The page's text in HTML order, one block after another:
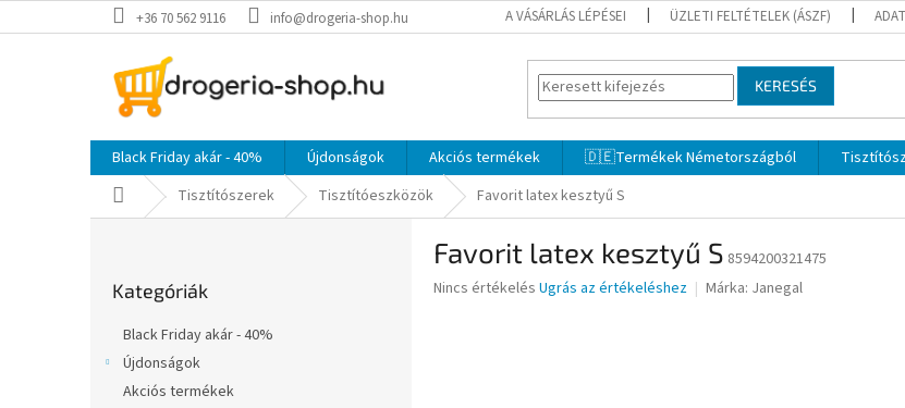
a
+36 70 562 9116 info@drogeria-shop.hu A VÁSÁRLÁS LÉPÉSEI ÜZLETI FELTÉTELEK (ÁSZF)
KERESÉS
Black Friday akár - 40% Újdonságok Akciós termékek 🇩🇪Termékek Németországból
KezdőlapTisztítószerek Tisztítóeszközök Favorit latex kesztyű S
átugrása
Kategóriák
Black Friday akár - 40%
Újdonságok
Akciós termékek
Favorit latex kesztyű S 8594200321475
A
Nincs értékelés Ugrás az értékeléshez Márka: Janegal